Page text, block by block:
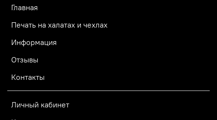
Главная
Печать на халатах и чехлах
Информация
Отзывы
Контакты
Личный кабинет